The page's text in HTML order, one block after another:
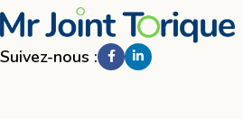
Suivez-nous :